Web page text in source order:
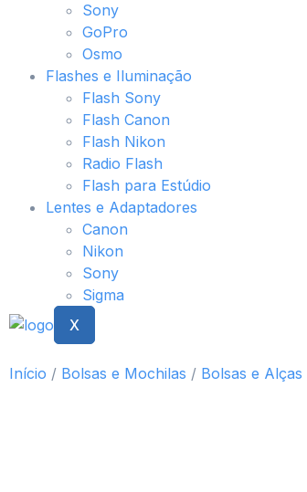
Sony
GoPro
Osmo
Flashes e Iluminação
Flash Sony
Flash Canon
Flash Nikon
Radio Flash
Flash para Estúdio
Lentes e Adaptadores
Canon
Nikon
Sony
Sigma
X
Início / Bolsas e Mochilas / Bolsas e Alças